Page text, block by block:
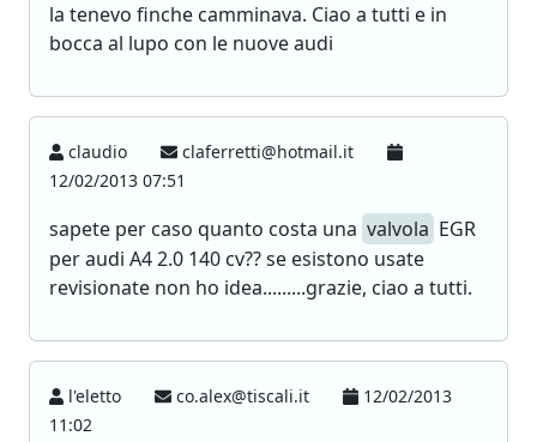
la tenevo finche camminava. Ciao a tutti e in
bocca al lupo con le nuove audi
claudio
claferretti@hotmail.it
12/02/2013 07:51
sapete per caso quanto costa una valvola EGR
per audi A4 2.0 140 cv?? se esistono usate
revisionate non ho idea.........grazie, ciao a tutti.
l'eletto co.alex@tiscali.it
12/02/2013
11:02